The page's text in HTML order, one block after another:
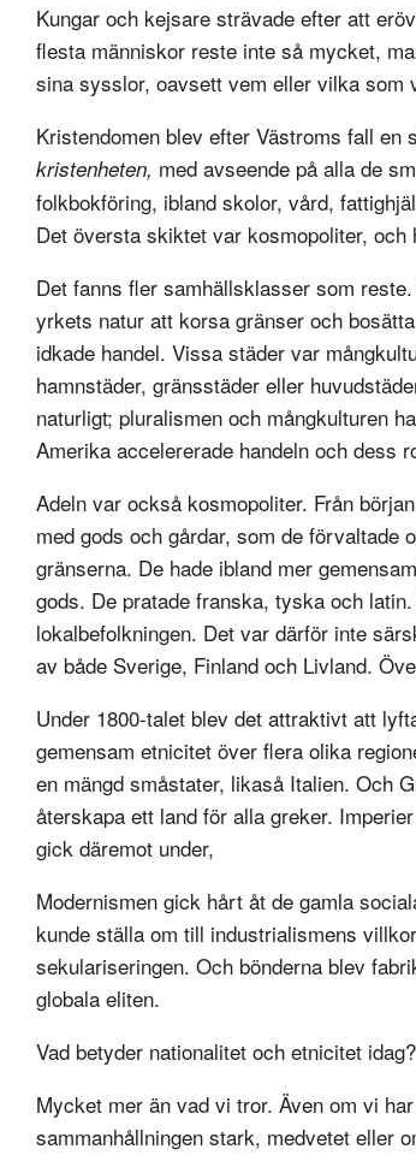
Kungar och kejsare strävade efter att
flesta människor reste inte så mycket,
sina sysslor, oavsett vem eller vilka som
Kristendomen blev efter Västroms fall
kristenheten, med avseende på alla de
folkbokföring, ibland skolor, vård,
Det översta skiktet var kosmopoliter,
Det fanns fler samhällsklasser som
yrkets natur att korsa gränser och
idkade handel. Vissa städer var
hamnstäder, gränsstäder eller
naturligt; pluralismen och mångkulturen
Amerika accelererade handeln och dess
Adeln var också kosmopoliter. Från
med gods och gårdar, som de
gränserna. De hade ibland mer
gods. De pratade franska, tyska och
lokalbefolkningen. Det var därför inte
av både Sverige, Finland och Livland.
Under 1800-talet blev det attraktivt att
gemensam etnicitet över flera olika
en mängd småstater, likaså Italien. Och
återskapa ett land för alla greker.
gick däremot under,
Modernismen gick hårt åt de gamla
kunde ställa om till industrialismens
sekulariseringen. Och bönderna blev
globala eliten.
Vad betyder nationalitet och etnicitet idag?
Mycket mer än vad vi tror. Även om vi
sammanhållningen stark, medvetet eller